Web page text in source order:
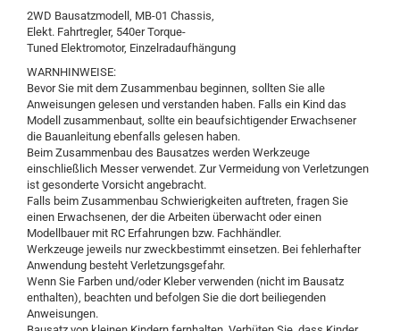
2WD Bausatzmodell, MB-01 Chassis,
Elekt. Fahrtregler, 540er Torque-
Tuned Elektromotor, Einzelradaufhängung
WARNHINWEISE:
Bevor Sie mit dem Zusammenbau beginnen, sollten Sie alle
Anweisungen gelesen und verstanden haben. Falls ein Kind das
Modell zusammenbaut, sollte ein beaufsichtigender Erwachsener
die Bauanleitung ebenfalls gelesen haben.
Beim Zusammenbau des Bausatzes werden Werkzeuge
einschließlich Messer verwendet. Zur Vermeidung von Verletzungen
ist gesonderte Vorsicht angebracht.
Falls beim Zusammenbau Schwierigkeiten auftreten, fragen Sie
einen Erwachsenen, der die Arbeiten überwacht oder einen
Modellbauer mit RC Erfahrungen bzw. Fachhändler.
Werkzeuge jeweils nur zweckbestimmt einsetzen. Bei fehlerhafter
Anwendung besteht Verletzungsgefahr.
Wenn Sie Farben und/oder Kleber verwenden (nicht im Bausatz
enthalten), beachten und befolgen Sie die dort beiliegenden
Anweisungen.